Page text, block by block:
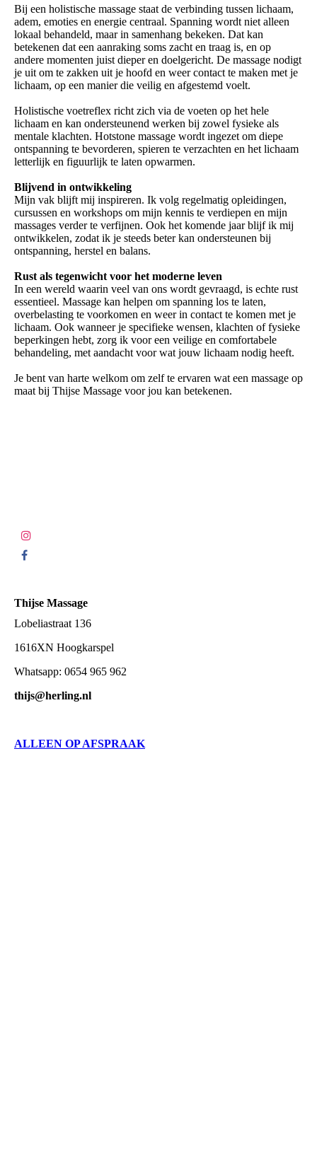
Bij een holistische massage staat de verbinding tussen lichaam,
adem, emoties en energie centraal. Spanning wordt niet alleen
lokaal behandeld, maar in samenhang bekeken. Dat kan
betekenen dat een aanraking soms zacht en traag is, en op
andere momenten juist dieper en doelgericht. De massage nodigt
je uit om te zakken uit je hoofd en weer contact te maken met je
lichaam, op een manier die veilig en afgestemd voelt.
Holistische voetreflex richt zich via de voeten op het hele
lichaam en kan ondersteunend werken bij zowel fysieke als
mentale klachten. Hotstone massage wordt ingezet om diepe
ontspanning te bevorderen, spieren te verzachten en het lichaam
letterlijk en figuurlijk te laten opwarmen.
Blijvend in ontwikkeling
Mijn vak blijft mij inspireren. Ik volg regelmatig opleidingen,
cursussen en workshops om mijn kennis te verdiepen en mijn
massages verder te verfijnen. Ook het komende jaar blijf ik mij
ontwikkelen, zodat ik je steeds beter kan ondersteunen bij
ontspanning, herstel en balans.
Rust als tegenwicht voor het moderne leven
In een wereld waarin veel van ons wordt gevraagd, is echte rust
essentieel. Massage kan helpen om spanning los te laten,
overbelasting te voorkomen en weer in contact te komen met je
lichaam. Ook wanneer je specifieke wensen, klachten of fysieke
beperkingen hebt, zorg ik voor een veilige en comfortabele
behandeling, met aandacht voor wat jouw lichaam nodig heeft.
Je bent van harte welkom om zelf te ervaren wat een massage op
maat bij Thijse Massage voor jou kan betekenen.
Thijse Massage
Lobeliastraat 136
1616XN Hoogkarspel
Whatsapp: 0654 965 962
thijs@herling.nl
ALLEEN OP AFSPRAAK